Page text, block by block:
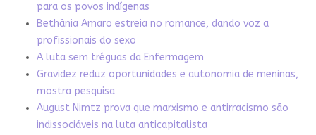
para os povos indígenas
Bethânia Amaro estreia no romance, dando voz a
profissionais do sexo
A luta sem tréguas da Enfermagem
Gravidez reduz oportunidades e autonomia de meninas,
mostra pesquisa
August Nimtz prova que marxismo e antirracismo são
indissociáveis na luta anticapitalista